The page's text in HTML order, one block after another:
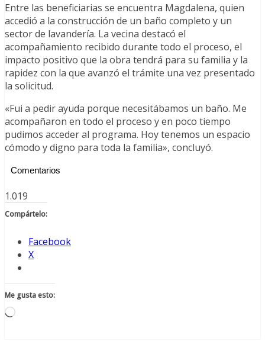
Entre las beneficiarias se encuentra Magdalena, quien
accedió a la construcción de un baño completo y un
sector de lavandería. La vecina destacó el
acompañamiento recibido durante todo el proceso, el
impacto positivo que la obra tendrá para su familia y la
rapidez con la que avanzó el trámite una vez presentado
la solicitud.
«Fui a pedir ayuda porque necesitábamos un baño. Me
acompañaron en todo el proceso y en poco tiempo
pudimos acceder al programa. Hoy tenemos un espacio
cómodo y digno para toda la familia», concluyó.
Comentarios
1.019
Compártelo:
Facebook
X
Me gusta esto:
Cargando...